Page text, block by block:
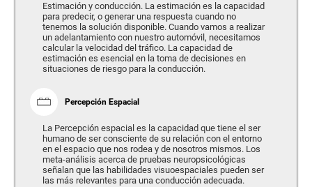
Estimación y conducción. La estimación es la capacidad
para predecir, o generar una respuesta cuando no
tenemos la solución disponible. Cuando vamos a realizar
un adelantamiento con nuestro automóvil, necesitamos
calcular la velocidad del tráfico. La capacidad de
estimación es esencial en la toma de decisiones en
situaciones de riesgo para la conducción.
Percepción Espacial
La Percepción espacial es la capacidad que tiene el ser
humano de ser consciente de su relación con el entorno
en el espacio que nos rodea y de nosotros mismos. Los
meta-análisis acerca de pruebas neuropsicológicas
señalan que las habilidades visuoespaciales pueden ser
las más relevantes para una conducción adecuada.